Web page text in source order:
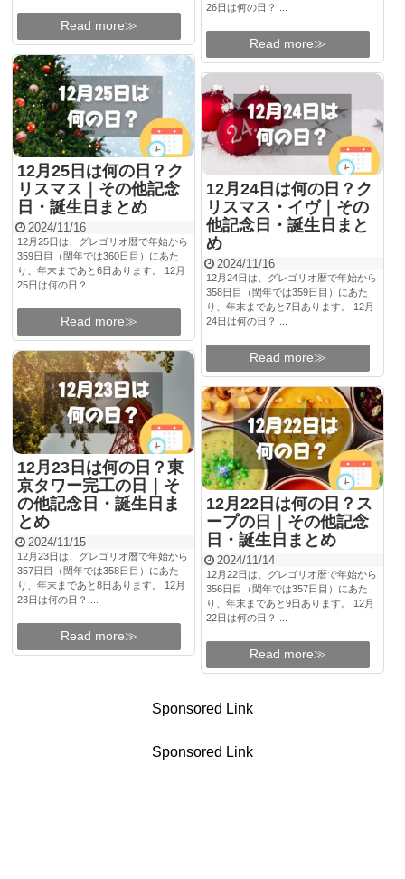
Read more≫
26日は何の日？ ...
Read more≫
12月25日は何の日？ク
リスマス｜その他記念
日・誕生日まとめ
2024/11/16
12月25日は、グレゴリオ暦で年始から
359日目（閏年では360日目）にあた
り、年末まであと6日あります。 12月
25日は何の日？ ...
Read more≫
12月24日は何の日？ク
リスマス・イヴ｜その
他記念日・誕生日まと
め
2024/11/16
12月24日は、グレゴリオ暦で年始から
358日目（閏年では359日目）にあた
り、年末まであと7日あります。 12月
24日は何の日？ ...
Read more≫
12月23日は何の日？東
京タワー完工の日｜そ
の他記念日・誕生日ま
とめ
2024/11/15
12月23日は、グレゴリオ暦で年始から
357日目（閏年では358日目）にあた
り、年末まであと8日あります。 12月
23日は何の日？ ...
Read more≫
12月22日は何の日？ス
ープの日｜その他記念
日・誕生日まとめ
2024/11/14
12月22日は、グレゴリオ暦で年始から
356日目（閏年では357日目）にあた
り、年末まであと9日あります。 12月
22日は何の日？ ...
Read more≫
Sponsored Link
Sponsored Link